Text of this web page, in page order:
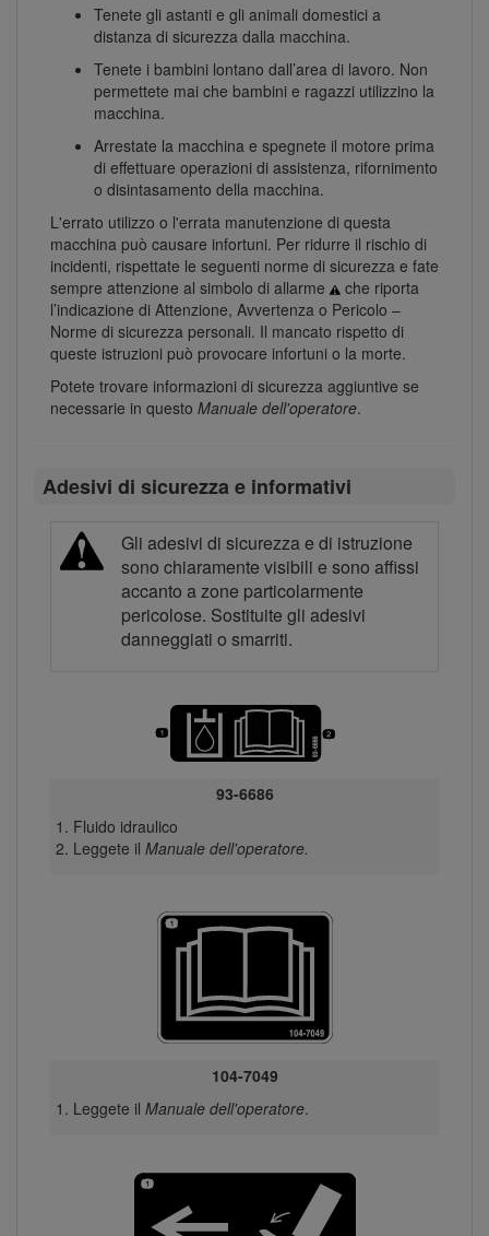
Tenete gli astanti e gli animali domestici a
distanza di sicurezza dalla macchina.
Tenete i bambini lontano dall’area di lavoro. Non
permettete mai che bambini e ragazzi utilizzino la
macchina.
Arrestate la macchina e spegnete il motore prima
di effettuare operazioni di assistenza, rifornimento
o disintasamento della macchina.
L'errato utilizzo o l'errata manutenzione di questa
macchina può causare infortuni. Per ridurre il rischio di
incidenti, rispettate le seguenti norme di sicurezza e fate
sempre attenzione al simbolo di allarme
che riporta
l’indicazione di Attenzione, Avvertenza o Pericolo –
Norme di sicurezza personali. Il mancato rispetto di
queste istruzioni può provocare infortuni o la morte.
Potete trovare informazioni di sicurezza aggiuntive se
necessarie in questo Manuale dell'operatore.
Adesivi di sicurezza e informativi
Gli adesivi di sicurezza e di istruzione
sono chiaramente visibili e sono affissi
accanto a zone particolarmente
pericolose. Sostituite gli adesivi
danneggiati o smarriti.
93-6686
Fluido idraulico
Leggete il Manuale dell'operatore.
104-7049
Leggete il Manuale dell'operatore.